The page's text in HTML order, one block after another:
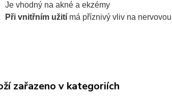
Je vhodný na akné a ekzémy
Při vnitřním užitímá příznivý vliv na
zařazeno v kategoriích